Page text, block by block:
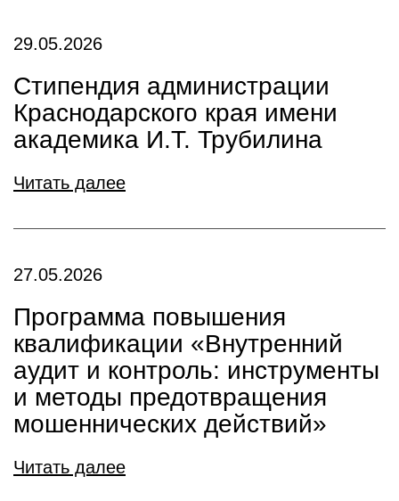
29.05.2026
Стипендия администрации
Краснодарского края имени
академика И.Т. Трубилина
Читать далее
27.05.2026
Программа повышения
квалификации «Внутренний
аудит и контроль: инструменты
и методы предотвращения
мошеннических действий»
Читать далее